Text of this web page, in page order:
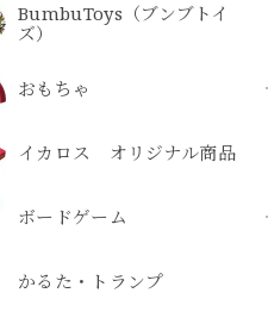
BumbuToys（ブンブトイ
ズ）
おもちゃ
イカロス オリジナル商品
ボードゲーム
かるた・トランプ